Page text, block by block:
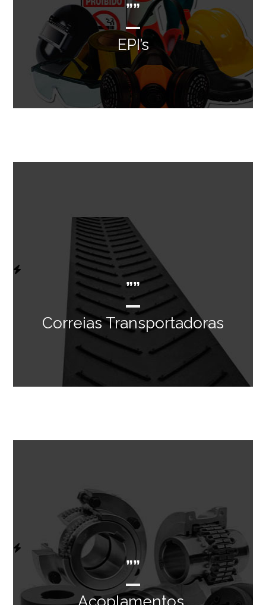
””
EPI’s
””
Correias Transportadoras
””
Acoplamentos